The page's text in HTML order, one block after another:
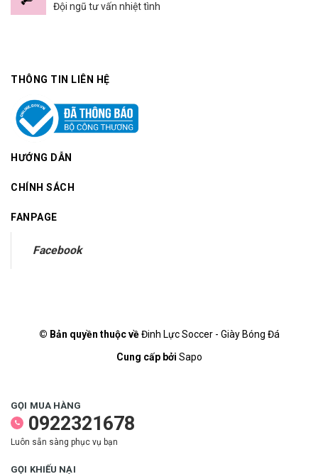
Đội ngũ tư vấn nhiệt tình
THÔNG TIN LIÊN HỆ
HƯỚNG DẪN
CHÍNH SÁCH
FANPAGE
Facebook
© Bản quyền thuộc vềĐinh Lực Soccer - Giày Bóng Đá
Cung cấp bởi Sapo
GỌI MUA HÀNG
0922321678
Luôn sẵn sàng phục vụ bạn
GỌI KHIẾU NẠI